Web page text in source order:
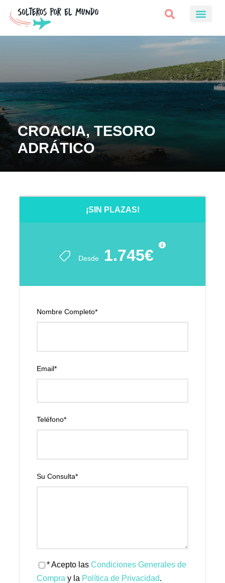
CROACIA, TESORO
ADRÁTICO
¡SIN PLAZAS!
Desde 1.745€
Nombre Completo*
Email*
Teléfono*
Su Consulta*
* Acepto las Condiciones Generales de
Compra y la Política de Privacidad.